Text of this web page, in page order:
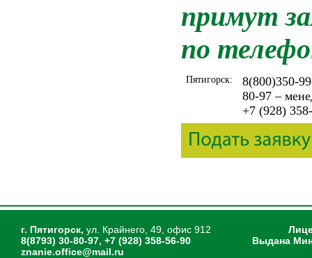
примут
по
Пятигорск:
8(800)350-
80-97 –
+7 (928)
г. Пятигорск, ул. Крайнего, 49, офис 912
8(8793) 30-80-97, +7 (928) 358-56-90
znanie.office@mail.ru
Выдана